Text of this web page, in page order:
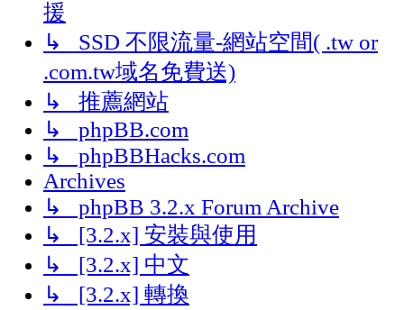
援
↳ SSD 不限流量-網站空間( .tw or
.com.tw域名免費送)
↳ 推薦網站
↳ phpBB.com
↳ phpBBHacks.com
Archives
↳ phpBB 3.2.x Forum Archive
↳ [3.2.x] 安裝與使用
↳ [3.2.x] 中文
↳ [3.2.x] 轉換